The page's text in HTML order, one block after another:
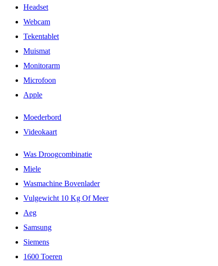
Headset
Webcam
Tekentablet
Muismat
Monitorarm
Microfoon
Apple
Moederbord
Videokaart
Was Droogcombinatie
Miele
Wasmachine Bovenlader
Vulgewicht 10 Kg Of Meer
Aeg
Samsung
Siemens
1600 Toeren